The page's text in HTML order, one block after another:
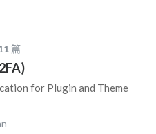
篇
for Plugin and Theme